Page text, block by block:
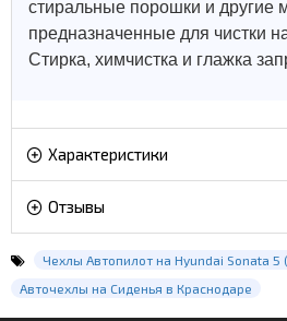
стиральные порошки и другие
предназначенные для чистки
Стирка, химчистка и глажка
Характеристики
Отзывы
Чехлы Автопилот на Hyundai Sonata 5
Авточехлы на Сиденья в Краснодаре